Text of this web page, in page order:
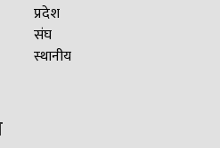
प्रदेश
संघ
स्थानीय